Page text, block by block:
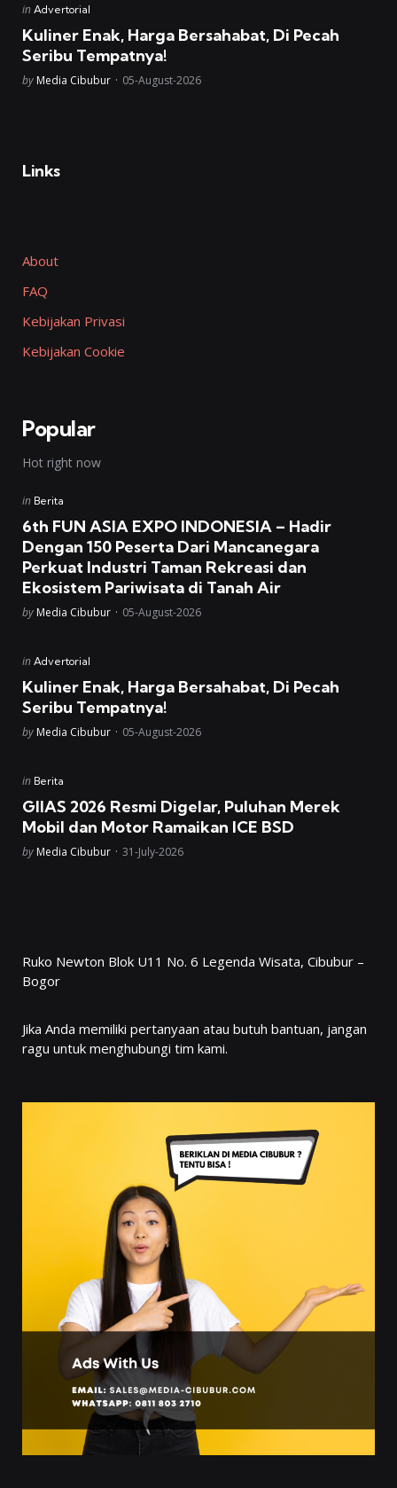
Posted
in Advertorial
Kuliner Enak, Harga Bersahabat, Di Pecah
Seribu Tempatnya!
Posted
by Media Cibubur 05-August-2026
Links
About
FAQ
Kebijakan Privasi
Kebijakan Cookie
Popular
Hot right now
Posted
in Berita
6th FUN ASIA EXPO INDONESIA – Hadir
Dengan 150 Peserta Dari Mancanegara
Perkuat Industri Taman Rekreasi dan
Ekosistem Pariwisata di Tanah Air
Posted
by Media Cibubur 05-August-2026
Posted
in Advertorial
Kuliner Enak, Harga Bersahabat, Di Pecah
Seribu Tempatnya!
Posted
by Media Cibubur 05-August-2026
Posted
in Berita
GIIAS 2026 Resmi Digelar, Puluhan Merek
Mobil dan Motor Ramaikan ICE BSD
Posted
by Media Cibubur 31-July-2026
Ruko Newton Blok U11 No. 6 Legenda Wisata, Cibubur –
Bogor
Jika Anda memiliki pertanyaan atau butuh bantuan, jangan
ragu untuk menghubungi tim kami.